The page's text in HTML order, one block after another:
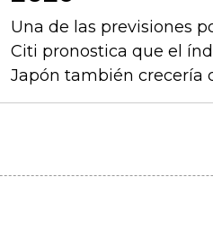
Una de las previsiones
Citi pronostica que el
Japón también crecería